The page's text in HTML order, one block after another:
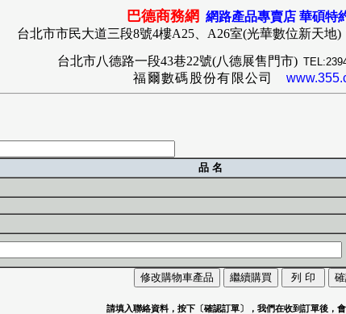
巴德商務網 網路產品專賣店 華碩特
台北市市民大道三段8號4樓A25、A26室(光華數位新天地)
台北市八德路一段43巷22號(八德展售門市)
福爾數碼股份有限公司
品 名
請填入聯絡資料，按下〔確認訂單〕，我們在收到訂單後，